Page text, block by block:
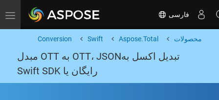
Toggle navigation فارسی
محصولات Aspose.Total
Swift
Conversion
تبدیل اکسل بهOTT، JSON به OTT مبدل
رایگان یا Swift SDK